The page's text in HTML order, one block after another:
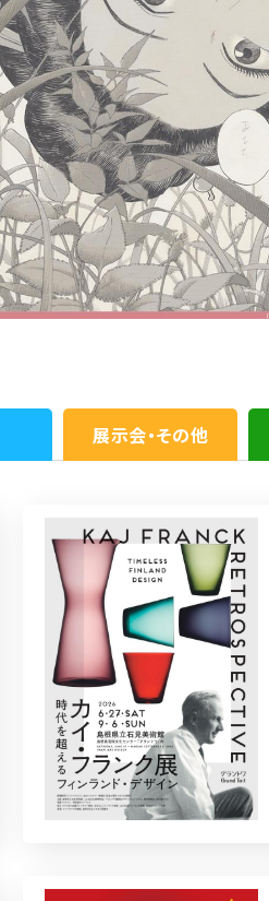
展示会・その他